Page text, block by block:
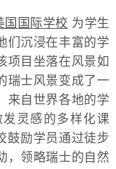
国国际学校 为学生
们沉浸在丰富的学
项目坐落在风景如
瑞士风景变成了一
来自世界各地的学
灵感的多样化课
鼓励学员通过徒步
，领略瑞士的自然